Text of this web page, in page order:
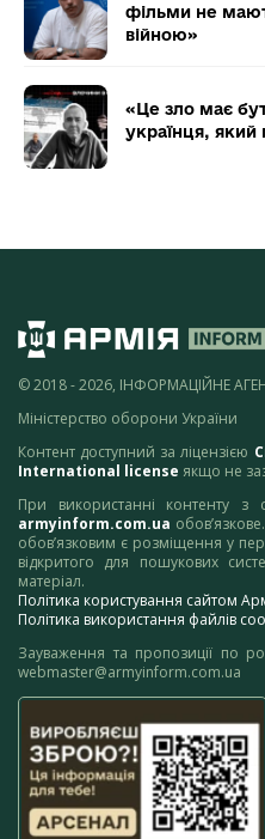
фільми не
війною»
«Це зло має
українця, який
© 2018 - 2026, ІНФОРМАЦІЙНЕ
Міністерство оборони України
Контент доступний за ліцензією
International license якщо не
При використанні контенту з
armyinform.com.ua
обов’язковим є розміщення у
відкритого для пошукових
матеріал.
Політика користування сайтом
Політика використання файлів
Зауваження та пропозиції по
webmaster@armyinform.com.ua